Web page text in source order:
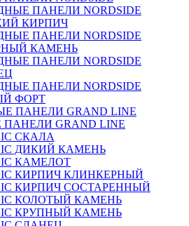
ПАНЕЛИ NORDSIDE
КИРПИЧ
ПАНЕЛИ NORDSIDE
КАМЕНЬ
ПАНЕЛИ NORDSIDE
ПАНЕЛИ NORDSIDE
ФОРТ
GRAND LINE
СКАЛА
ДИКИЙ КАМЕНЬ
КАМЕЛОТ
КИРПИЧ КЛИНКЕРНЫЙ
КИРПИЧ СОСТАРЕННЫЙ
КОЛОТЫЙ КАМЕНЬ
КРУПНЫЙ КАМЕНЬ